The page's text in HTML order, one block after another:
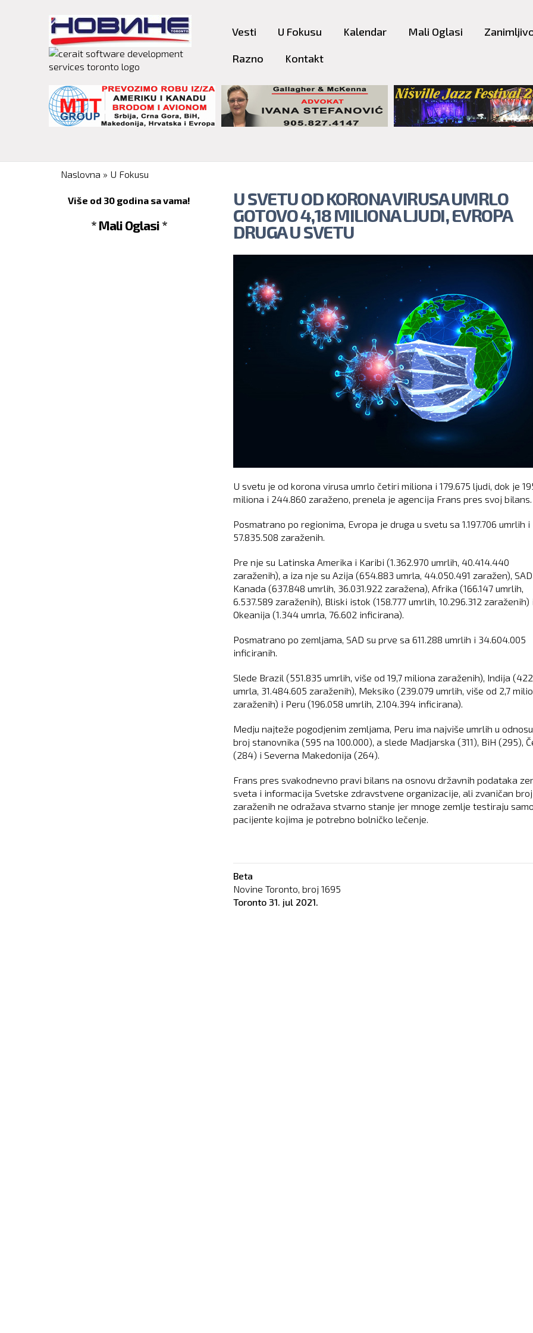
content
Vesti U Fokusu Kalendar Mali Oglasi
Razno Kontakt
You are here
Naslovna » U Fokusu
Više od 30 godina sa vama!
* Mali Oglasi *
U SVETU OD KORONA VIRUSA UMRLO
GOTOVO 4,18 MILIONA LJUDI, EVROPA
DRUGA U SVETU
U svetu je od korona virusa umrlo četiri miliona i 179.675 ljudi, dok je
miliona i 244.860 zaraženo, prenela je agencija Frans pres svoj bilans.
Posmatrano po regionima, Evropa je druga u svetu sa 1.197.706 umrlih i
57.835.508 zaraženih.
Pre nje su Latinska Amerika i Karibi (1.362.970 umrlih, 40.414.440
zaraženih), a iza nje su Azija (654.883 umrla, 44.050.491 zaražen),
Kanada (637.848 umrlih, 36.031.922 zaražena), Afrika (166.147 umrlih,
6.537.589 zaraženih), Bliski istok (158.777 umrlih, 10.296.312 zaraženih)
Okeanija (1.344 umrla, 76.602 inficirana).
Posmatrano po zemljama, SAD su prve sa 611.288 umrlih i 34.604.005
inficiranih.
Slede Brazil (551.835 umrlih, više od 19,7 miliona zaraženih), Indija
umrla, 31.484.605 zaraženih), Meksiko (239.079 umrlih, više od 2,7
zaraženih) i Peru (196.058 umrlih, 2.104.394 inficirana).
Medju najteže pogodjenim zemljama, Peru ima najviše umrlih u
broj stanovnika (595 na 100.000), a slede Madjarska (311), BiH (295),
(284) i Severna Makedonija (264).
Frans pres svakodnevno pravi bilans na osnovu državnih podataka
sveta i informacija Svetske zdravstvene organizacije, ali zvaničan broj
zaraženih ne odražava stvarno stanje jer mnoge zemlje testiraju
pacijente kojima je potrebno bolničko lečenje.
Beta
Novine Toronto, broj 1695
Toronto 31. jul 2021.